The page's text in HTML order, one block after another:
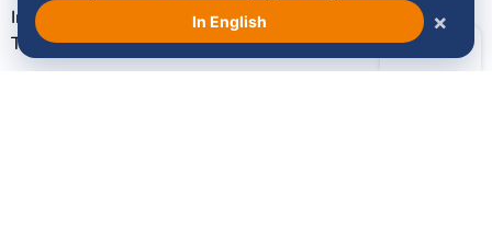
Im Sprint zum nächsten!
Trainer Bob
In English ×